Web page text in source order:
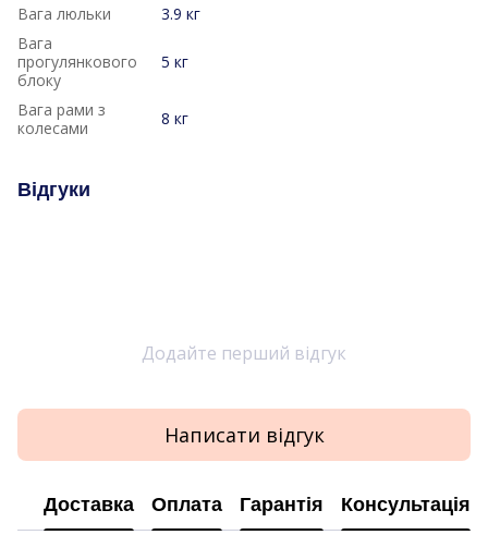
Вага люльки
3.9 кг
Вага
прогулянкового
блоку
5 кг
Вага рами з
колесами
8 кг
Відгуки
Додайте перший відгук
Написати відгук
Доставка Оплата Гарантія Консультація